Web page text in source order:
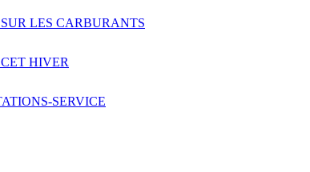
LES CARBURANTS
HIVER
SERVICE